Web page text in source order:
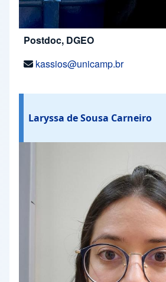
Postdoc, DGEO
kassios@unicamp.br
Laryssa de Sousa Carneiro